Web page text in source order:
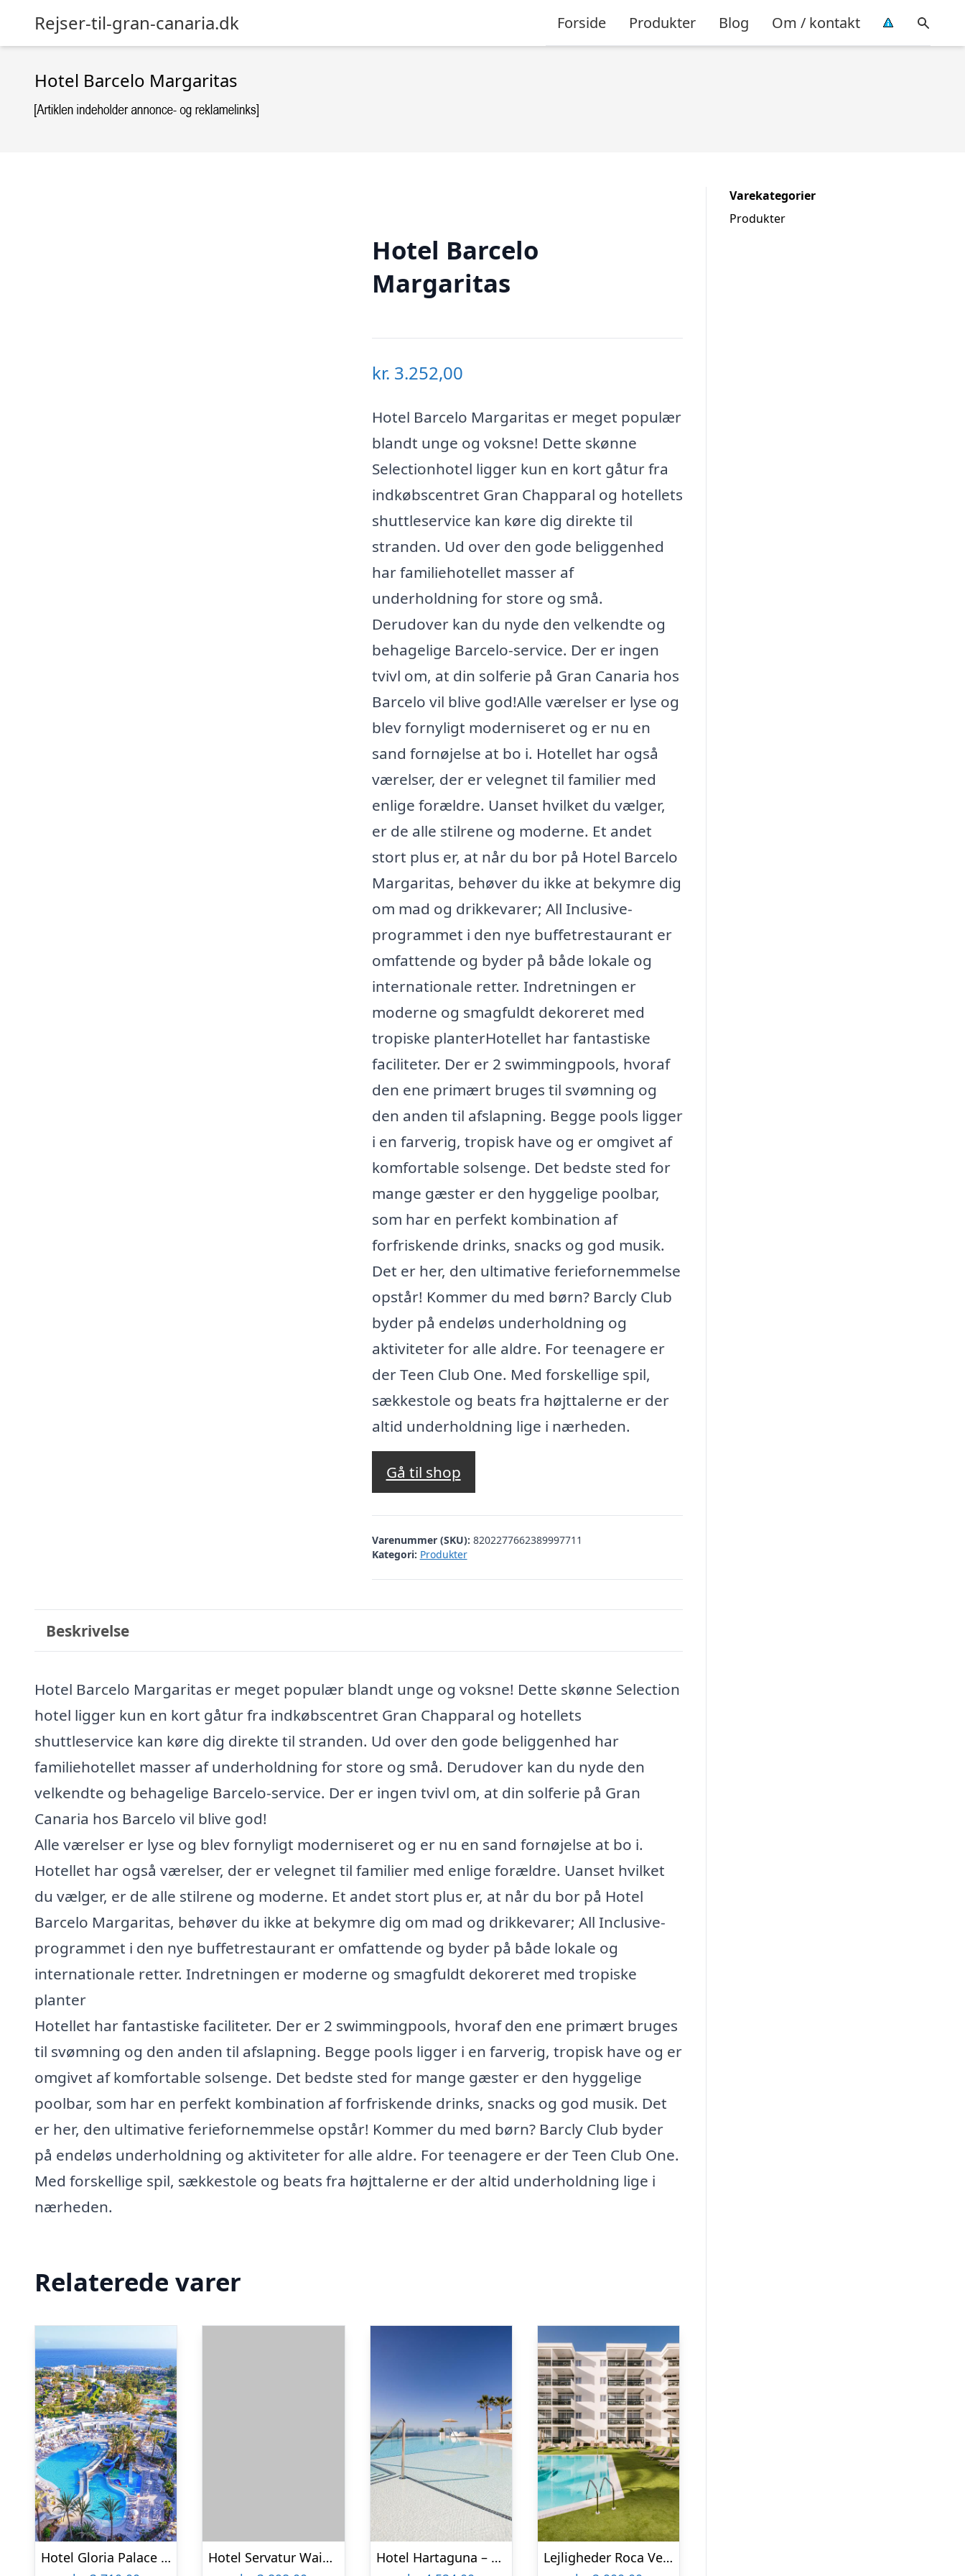
Rejser-til-gran-canaria.dk Forside Produkter Blog Om / kontakt
Hotel Barcelo Margaritas
Hotel Barcelo
Margaritas
kr. 3.252,00
Hotel Barcelo Margaritas er meget populær
blandt unge og voksne! Dette skønne
Selectionhotel ligger kun en kort gåtur fra
indkøbscentret Gran Chapparal og hotellets
shuttleservice kan køre dig direkte til
stranden. Ud over den gode beliggenhed
har familiehotellet masser af
underholdning for store og små.
Derudover kan du nyde den velkendte og
behagelige Barcelo-service. Der er ingen
tvivl om, at din solferie på Gran Canaria hos
Barcelo vil blive god!Alle værelser er lyse og
blev fornyligt moderniseret og er nu en
sand fornøjelse at bo i. Hotellet har også
værelser, der er velegnet til familier med
enlige forældre. Uanset hvilket du vælger,
er de alle stilrene og moderne. Et andet
stort plus er, at når du bor på Hotel Barcelo
Margaritas, behøver du ikke at bekymre dig
om mad og drikkevarer; All Inclusive-
programmet i den nye buffetrestaurant er
omfattende og byder på både lokale og
internationale retter. Indretningen er
moderne og smagfuldt dekoreret med
tropiske planterHotellet har fantastiske
faciliteter. Der er 2 swimmingpools, hvoraf
den ene primært bruges til svømning og
den anden til afslapning. Begge pools ligger
i en farverig, tropisk have og er omgivet af
komfortable solsenge. Det bedste sted for
mange gæster er den hyggelige poolbar,
som har en perfekt kombination af
forfriskende drinks, snacks og god musik.
Det er her, den ultimative feriefornemmelse
opstår! Kommer du med børn? Barcly Club
byder på endeløs underholdning og
aktiviteter for alle aldre. For teenagere er
der Teen Club One. Med forskellige spil,
sækkestole og beats fra højttalerne er der
altid underholdning lige i nærheden.
Gå til shop
Varenummer (SKU): 8202277662389997711
Kategori: Produkter
Beskrivelse
Hotel Barcelo Margaritas er meget populær blandt unge og voksne! Dette skønne Selection
hotel ligger kun en kort gåtur fra indkøbscentret Gran Chapparal og hotellets
shuttleservice kan køre dig direkte til stranden. Ud over den gode beliggenhed har
familiehotellet masser af underholdning for store og små. Derudover kan du nyde den
velkendte og behagelige Barcelo-service. Der er ingen tvivl om, at din solferie på Gran
Canaria hos Barcelo vil blive god!
Alle værelser er lyse og blev fornyligt moderniseret og er nu en sand fornøjelse at bo i.
Hotellet har også værelser, der er velegnet til familier med enlige forældre. Uanset hvilket
du vælger, er de alle stilrene og moderne. Et andet stort plus er, at når du bor på Hotel
Barcelo Margaritas, behøver du ikke at bekymre dig om mad og drikkevarer; All Inclusive-
programmet i den nye buffetrestaurant er omfattende og byder på både lokale og
internationale retter. Indretningen er moderne og smagfuldt dekoreret med tropiske
planter
Hotellet har fantastiske faciliteter. Der er 2 swimmingpools, hvoraf den ene primært bruges
til svømning og den anden til afslapning. Begge pools ligger i en farverig, tropisk have og er
omgivet af komfortable solsenge. Det bedste sted for mange gæster er den hyggelige
poolbar, som har en perfekt kombination af forfriskende drinks, snacks og god musik. Det
er her, den ultimative feriefornemmelse opstår! Kommer du med børn? Barcly Club byder
på endeløs underholdning og aktiviteter for alle aldre. For teenagere er der Teen Club One.
Med forskellige spil, sækkestole og beats fra højttalerne er der altid underholdning lige i
nærheden.
Relaterede varer
Hotel Gloria Palace San Agustin Thalasso & Hotel
Hotel Servatur Waikiki
Hotel Hartaguna – Voksenhotel
Lejligheder Roca Verde
Varekategorier
Produkter